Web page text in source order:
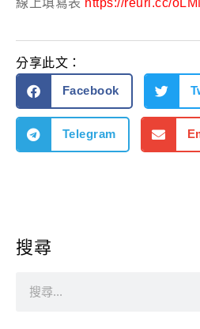
線上填寫表 https://reurl.cc/
分享此文：
Facebook
Telegram
搜尋